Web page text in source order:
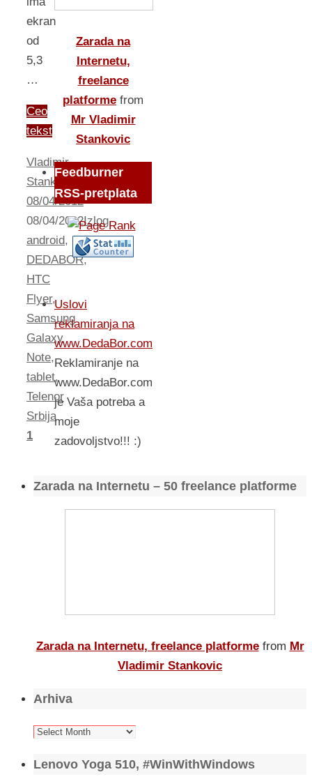
ekran
od
5,3
…
Ceo
tekst
Vladimir
Stankovic
08/04/2012
08/04/2012Izlog
android,
DEDABOR,
HTC
Flyer,
Samsung
Galaxy
Note,
tablet,
Telenor
Srbija
1
Zarada na
Internetu,
freelance
platforme from
Mr Vladimir
Stankovic
Feedburner
RSS-pretplata
Uslovi
reklamiranja na
www.DedaBor.com
Reklamiranje na
www.DedaBor.com
je Vaša potreba a
moje
zadovoljstvo!!! :)
Zarada na Internetu – 50 freelance platforme
Zarada na Internetu, freelance platforme from Mr
Vladimir Stankovic
Arhiva
Arhiva
Lenovo Yoga 510, #WinWithWindows